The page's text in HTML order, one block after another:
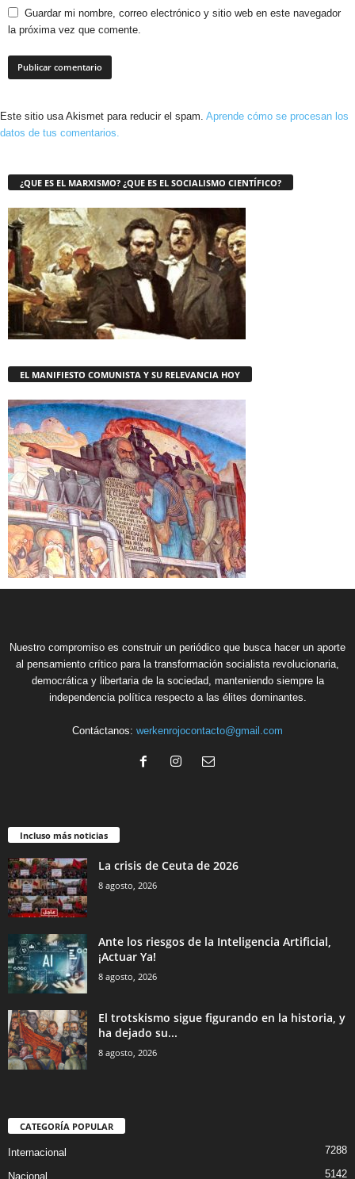
Guardar mi nombre, correo electrónico y sitio web en este navegador
la próxima vez que comente.
Este sitio usa Akismet para reducir el spam. Aprende cómo se procesan los
datos de tus comentarios.
¿QUE ES EL MARXISMO? ¿QUE ES EL SOCIALISMO CIENTÍFICO?
EL MANIFIESTO COMUNISTA Y SU RELEVANCIA HOY
Nuestro compromiso es construir un periódico que busca hacer un aporte
al pensamiento crítico para la transformación socialista revolucionaria,
democrática y libertaria de la sociedad, manteniendo siempre la
independencia política respecto a las élites dominantes.
Contáctanos: werkenrojocontacto@gmail.com
Incluso más noticias
La crisis de Ceuta de 2026
8 agosto, 2026
Ante los riesgos de la Inteligencia Artificial,
¡Actuar Ya!
8 agosto, 2026
El trotskismo sigue figurando en la historia, y
ha dejado su...
8 agosto, 2026
CATEGORÍA POPULAR
Internacional 7288
Nacional 5142